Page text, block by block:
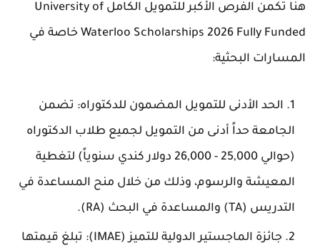
هنا تكمن الفرص الأكبر للتمويل الكامل University of
Waterloo Scholarships 2026 Fully Funded خاصة في
المسارات البحثية:
الحد الأدنى للتمويل المضمون للدكتوراه: تضمن
الجامعة حداً أدنى من التمويل لجميع طلاب الدكتوراه
(حوالي 25,000 - 26,000 دولار كندي سنوياً) لتغطية
المعيشة والرسوم، وذلك من خلال منح المساعدة في
التدريس (TA) والمساعدة في البحث (RA).
جائزة الماجستير الدولية للتميز (IMAE): تبلغ قيمتها